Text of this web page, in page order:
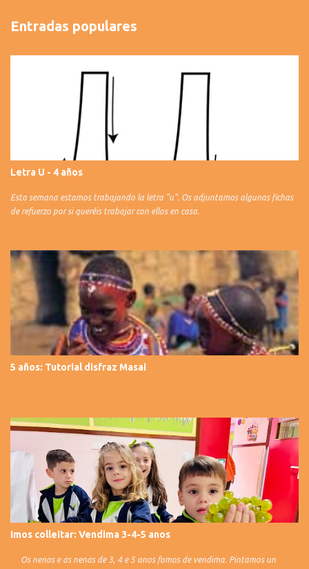
Entradas populares
Letra U - 4 años
Esta semana estamos trabajando la letra "u". Os adjuntamos algunas fichas
de refuerzo por si queréis trabajar con ellos en casa.
5 años: Tutorial disfraz Masai
Imos colleitar: Vendima 3-4-5 anos
Os nenos e as nenas de 3, 4 e 5 anos fomos de vendima. Pintamos un